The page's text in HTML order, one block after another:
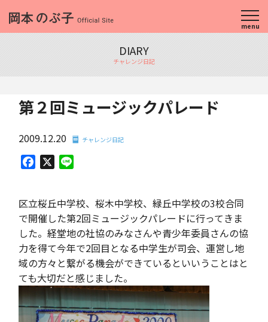
menu
DIARY
チャレンジ日記
第２回ミュージックパレード
2009.12.20 チャレンジ日記
Facebook
区立桜丘中学校、桜木中学校、緑丘中学校の3校合同
で開催した第2回ミュージックパレードに行ってきま
した。経堂地の社協のみなさんや青少年委員さんの協
力を得て今年で2回目となる中学生が司会、運営し地
域の方々と繋がる機会ができているといいうことはと
ても大切だと感じました。